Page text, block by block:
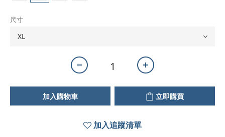
尺寸
加入購物車 立即購買
加入追蹤清單